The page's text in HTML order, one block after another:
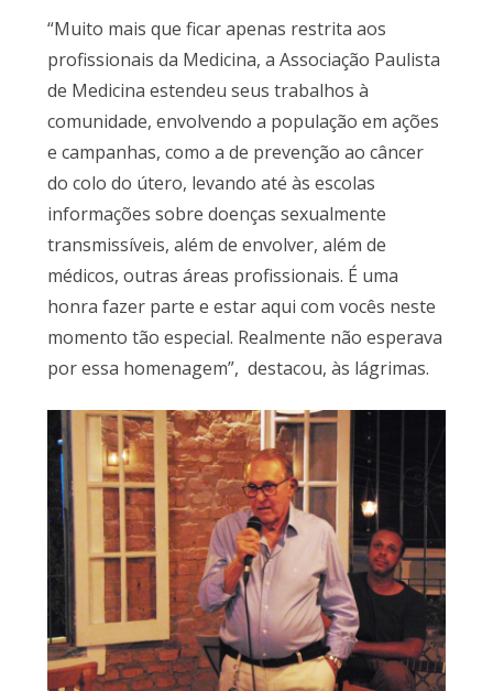
“Muito mais que ficar apenas restrita aos
profissionais da Medicina, a Associação Paulista
de Medicina estendeu seus trabalhos à
comunidade, envolvendo a população em ações
e campanhas, como a de prevenção ao câncer
do colo do útero, levando até às escolas
informações sobre doenças sexualmente
transmissíveis, além de envolver, além de
médicos, outras áreas profissionais. É uma
honra fazer parte e estar aqui com vocês neste
momento tão especial. Realmente não esperava
por essa homenagem”, destacou, às lágrimas.